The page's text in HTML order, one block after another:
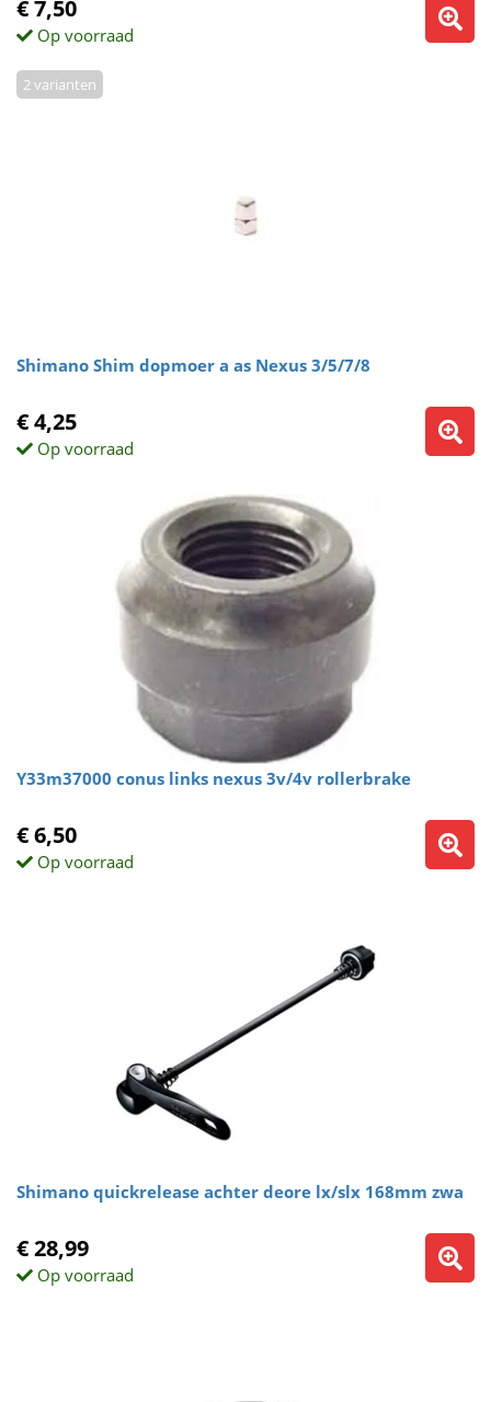
€ 7,50
Op voorraad
Shimano Shim dopmoer a as Nexus 3/5/7/8
2 varianten
€ 4,25
Op voorraad
Y33m37000 conus links nexus 3v/4v rollerbrake
€ 6,50
Op voorraad
Shimano quickrelease achter deore lx/slx 168mm zwa
€ 28,99
Op voorraad